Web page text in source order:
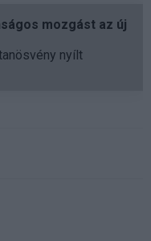
mozgást az új
nyílt